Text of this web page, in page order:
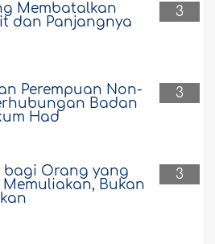
3
Membatalkan
dan Panjangnya
3
Perempuan Non-
Badan
Had
3
bagi Orang yang
Bukan